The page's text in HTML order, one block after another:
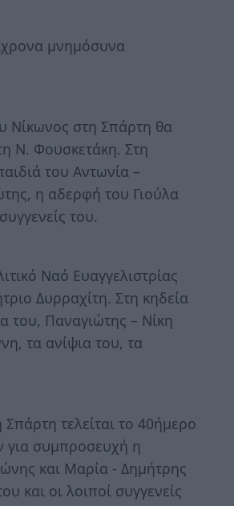
μνημόσυνα
Νίκωνος στη Σπάρτη θα
Ν. Φουσκετάκη. Στη
του Αντωνία –
η αδερφή του Γιούλα
του.
Ναό Ευαγγελιστρίας
Δυρραχίτη. Στη κηδεία
του, Παναγιώτης – Νίκη
τα ανίψια του, τα
τελείται το 40ήμερο
για συμπροσευχή η
και Μαρία - Δημήτρης
και οι λοιποί συγγενείς